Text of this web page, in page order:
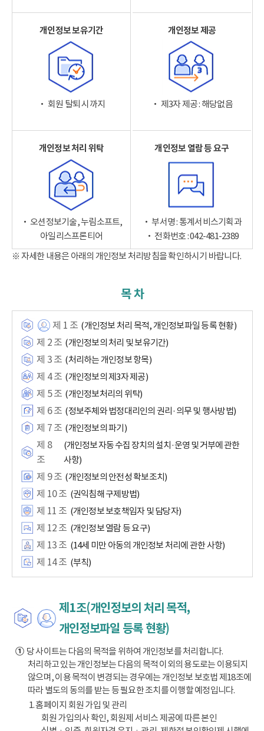
개인정보 보유기간
‧ 회원 탈퇴 시까지
개인정보 제공
‧ 제3자 제공 : 해당없음
개인정보 처리 위탁
‧ 오션정보기술, 누림소프트,
아일리스프론티어
개인정보 열람 등 요구
‧ 부서명 : 통계서비스기획과
‧ 전화번호 : 042-481-2389
※ 자세한 내용은 아래의 개인정보 처리방침을 확인하시기 바랍니다.
목 차
제 1 조 (개인정보 처리 목적, 개인정보파일 등록 현황)
제 2 조 (개인정보의 처리 및 보유기간)
제 3 조 (처리하는 개인정보 항목)
제 4 조 (개인정보의 제3자 제공)
제 5 조 (개인정보처리의 위탁)
제 6 조 (정보주체와 법정대리인의 권리·의무 및 행사방법)
제 7 조 (개인정보의 파기)
제 8
조
(개인정보 자동 수집 장치의 설치·운영 및 거부에 관한
사항)
제 9 조 (개인정보의 안전성 확보조치)
제 10 조 (권익침해 구제방법)
제 11 조 (개인정보 보호책임자 및 담당자)
제 12 조 (개인정보 열람 등 요구)
제 13 조 (14세 미만 아동의 개인정보 처리에 관한 사항)
제 14 조 (부칙)
제1조(개인정보의 처리 목적,
개인정보파일 등록 현황)
①당 사이트는 다음의 목적을 위하여 개인정보를 처리합니다.
처리하고 있는 개인정보는 다음의 목적 이외의 용도로는 이용되지
않으며, 이용 목적이 변경되는 경우에는 개인정보 보호법 제18조에
따라 별도의 동의를 받는 등 필요한 조치를 이행할 예정입니다.
1. 홈페이지 회원 가입 및 관리
회원 가입의사 확인, 회원제 서비스 제공에 따른 본인